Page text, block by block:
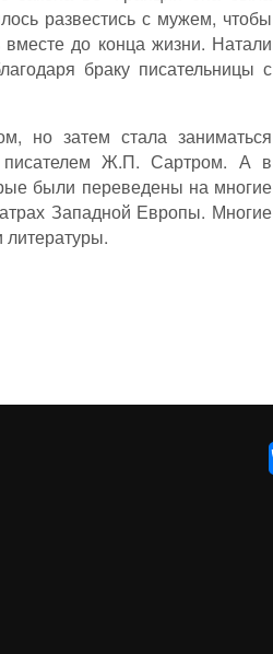
развестись с мужем, чтобы
до конца жизни. Натали
браку писательницы с
но затем стала заниматься
писателем Ж.П. Сартром. А в
были переведены на многие
Западной Европы. Многие
литературы.